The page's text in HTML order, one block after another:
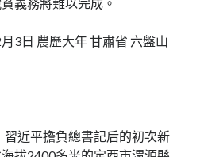
月3日 農歷大年 甘肅省 六盤山
習近平擔負總書記后的初次新